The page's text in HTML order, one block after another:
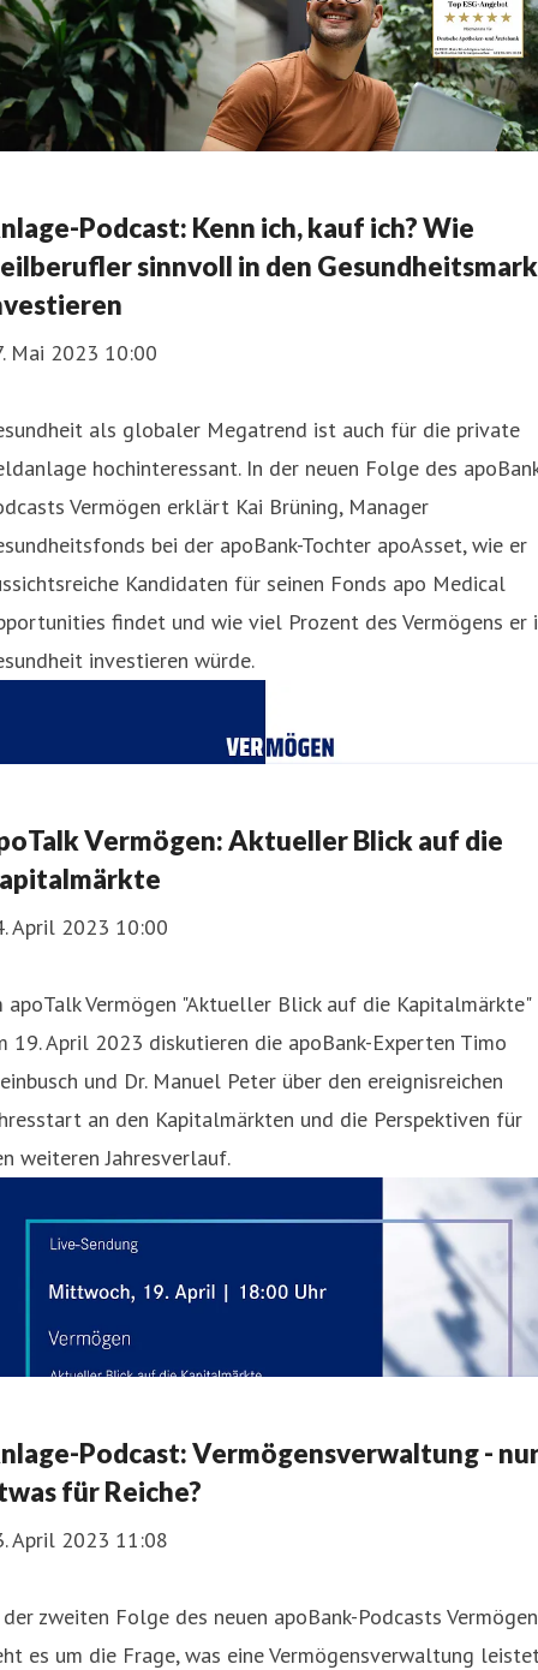
Podcast: Kenn ich, kauf ich? Wie
sinnvoll in den
Mai 2023 10:00
als globaler Megatrend ist auch für die private
hochinteressant. In der neuen Folge des
Vermögen erklärt Kai Brüning, Manager
bei der apoBank-Tochter apoAsset, wie er
Kandidaten für seinen Fonds apo Medical
findet und wie viel Prozent des Vermögens er
investieren würde.
Vermögen: Aktueller Blick auf die
April 2023 10:00
apoTalk Vermögen "Aktueller Blick auf die Kapitalmärkte"
19. April 2023 diskutieren die apoBank-Experten Timo
und Dr. Manuel Peter über den ereignisreichen
an den Kapitalmärkten und die Perspektiven für
weiteren Jahresverlauf.
Podcast: Vermögensverwaltung -
für Reiche?
April 2023 11:08
zweiten Folge des neuen apoBank-Podcasts Vermögen
es um die Frage, was eine Vermögensverwaltung